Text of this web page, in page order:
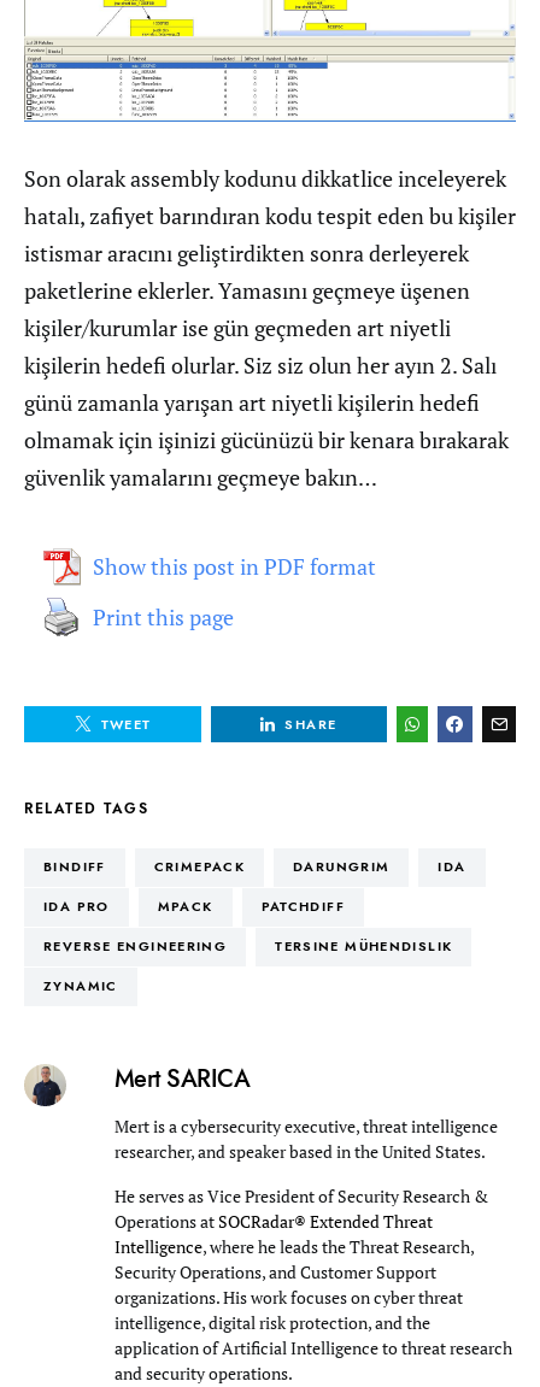
Son olarak assembly kodunu dikkatlice inceleyerek
hatalı, zafiyet barındıran kodu tespit eden bu kişiler
istismar aracını geliştirdikten sonra derleyerek
paketlerine eklerler. Yamasını geçmeye üşenen
kişiler/kurumlar ise gün geçmeden art niyetli
kişilerin hedefi olurlar. Siz siz olun her ayın 2. Salı
günü zamanla yarışan art niyetli kişilerin hedefi
olmamak için işinizi gücünüzü bir kenara bırakarak
güvenlik yamalarını geçmeye bakın…
Show this post in PDF format
Print this page
TWEET SHARE
RELATED TAGS
BINDIFF CRIMEPACK DARUNGRIM IDA
IDA PRO MPACK PATCHDIFF
REVERSE ENGINEERING TERSINE MÜHENDISLIK
ZYNAMIC
Mert SARICA
Mert is a cybersecurity executive, threat intelligence
researcher, and speaker based in the United States.
He serves as Vice President of Security Research &
Operations atSOCRadar® Extended Threat
Intelligence, where he leads the Threat Research,
Security Operations, and Customer Support
organizations. His work focuses on cyber threat
intelligence, digital risk protection, and the
application of Artificial Intelligence to threat research
and security operations.